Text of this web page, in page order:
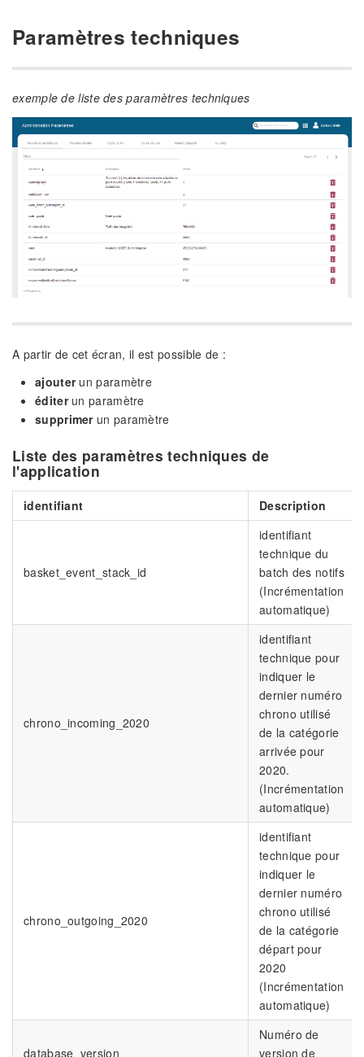
Paramètres techniques
exemple de liste des paramètres techniques
A partir de cet écran, il est possible de :
ajouterun paramètre
éditerun paramètre
supprimerun paramètre
Liste des paramètres techniques de
l'application
identifiant Description
basket_event_stack_id
identifiant
technique du
batch des notifs
(Incrémentation
automatique)
chrono_incoming_2020
identifiant
technique pour
indiquer le
dernier numéro
chrono utilisé
de la catégorie
arrivée pour
2020.
(Incrémentation
automatique)
chrono_outgoing_2020
identifiant
technique pour
indiquer le
dernier numéro
chrono utilisé
de la catégorie
départ pour
2020
(Incrémentation
automatique)
database_version
Numéro de
version de